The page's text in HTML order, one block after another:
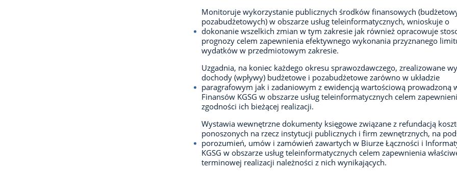
Monitoruje wykorzystanie publicznych środków finansowych
pozabudżetowych) w obszarze usług teleinformatycznych, wnioskuje o
dokonanie wszelkich zmian w tym zakresie jak również opracowuje
prognozy celem zapewnienia efektywnego wykonania przyznanego
wydatków w przedmiotowym zakresie.
Uzgadnia, na koniec każdego okresu sprawozdawczego, zrealizowane
dochody (wpływy) budżetowe i pozabudżetowe zarówno w układzie
paragrafowym jak i zadaniowym z ewidencją wartościową prowadzoną
Finansów KGSG w obszarze usług teleinformatycznych celem
zgodności ich bieżącej realizacji.
Wystawia wewnętrzne dokumenty księgowe związane z refundacją
ponoszonych na rzecz instytucji publicznych i firm zewnętrznych, na
porozumień, umów i zamówień zawartych w Biurze Łączności i
KGSG w obszarze usług teleinformatycznych celem zapewnienia
terminowej realizacji należności z nich wynikających.